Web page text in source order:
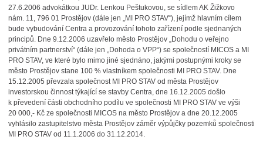
27.6.2006 advokátkou JUDr. Lenkou Peštukovou, se sídlem AK Žižkovo
nám. 11, 796 01 Prostějov (dále jen „MI PRO STAV“), jejímž hlavním cílem
bude vybudování Centra a provozování tohoto zařízení podle sjednaných
principů. Dne 9.12.2006 uzavřelo město Prostějov „Dohodu o veřejno
privátním partnerství“ (dále jen „Dohoda o VPP“) se společností MICOS a MI
PRO STAV, ve které bylo mimo jiné sjednáno, jakými postupnými kroky se
město Prostějov stane 100 % vlastníkem společnosti MI PRO STAV. Dne
15.12.2005 převzala společnost MI PRO STAV od města Prostějov
investorskou činnost týkající se stavby Centra, dne 16.12.2005 došlo
k převedení části obchodního podílu ve společnosti MI PRO STAV ve výši
20 000,- Kč ze společnosti MICOS na město Prostějov a dne 20.12.2005
vyhlásilo zastupitelstvo města Prostějov záměr výpůjčky pozemků společnosti
MI PRO STAV od 11.1.2006 do 31.12.2014.